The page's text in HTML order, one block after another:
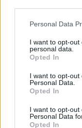
Please note that this
not limited to your
grant or deny
use your data for
consent section.
Personal Data
I want to opt-
personal data.
Opted In
I want to opt-out
Personal Data.
Opted In
I want to opt-
Personal Data
Opted In
ΟΙΚΟΝΟΜΙΑ 12/06/2026